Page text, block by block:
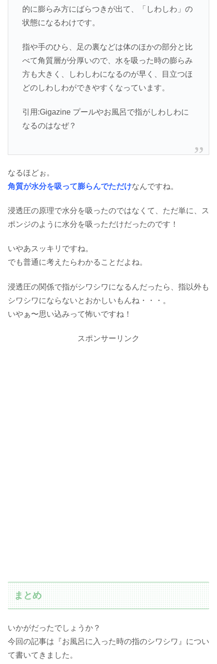
的に膨らみ方にばらつきが出て、「しわしわ」の
状態になるわけです。
指や手のひら、足の裏などは体のほかの部分と比
べて角質層が分厚いので、水を吸った時の膨らみ
方も大きく、しわしわになるのが早く、目立つほ
どのしわしわができやすくなっています。
引用:Gigazine プールやお風呂で指がしわしわに
なるのはなぜ？
なるほどぉ。
角質が水分を吸って膨らんでただけなんですね。
浸透圧の原理で水分を吸ったのではなくて、ただ単に、ス
ポンジのように水分を吸っただけだったのです！
いやあスッキリですね。
でも普通に考えたらわかることだよね。
浸透圧の関係で指がシワシワになるんだったら、指以外も
シワシワにならないとおかしいもんね・・・。
いやぁ〜思い込みって怖いですね！
スポンサーリンク
まとめ
いかがだったでしょうか？
今回の記事は『お風呂に入った時の指のシワシワ』につい
て書いてきました。